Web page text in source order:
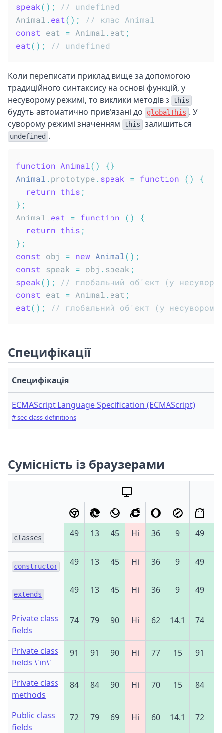
speak( ) ;
// undefined
Animal . eat( ) ;
// клас Animal
const eat = Animal . eat ;
eat( ) ; // undefined
Коли переписати приклад вище за допомогою
традиційного синтаксису на основі функцій, у
несуворому режимі, то виклики методів з
this
будуть автоматично прив'язані до globalThis . У
суворому режимі значенням
this залишиться
undefined .
function Animal( ) {}
Animal . prototype . speak = function ( )
{
return this ;
} ;
Animal . eat = function ( )
{
return this ;
} ;
const obj = new Animal( ) ;
const speak = obj . speak ;
speak( ) ;
// глобальний об'єкт (у
const eat = Animal . eat ;
eat( ) ; // глобальний об'єкт (у несуворому
Специфікації
Специфікація
ECMAScript Language Specification (ECMAScript)
# sec-class-definitions
Сумісність із браузерами
classes 49 13 45 Ні 36 9 49
constructor 49 13 45 Ні 36 9 49
extends 49 13 45 Ні 36 9 49
Private class
fields
74 79 90 Ні 62 14.1 74
Private class
fields \'in\'
91 91 90 Ні 77 15 91
Private class
methods
84 84 90 Ні 70 15 84
Public class
fields
72 79 69 Ні 60 14.1 72